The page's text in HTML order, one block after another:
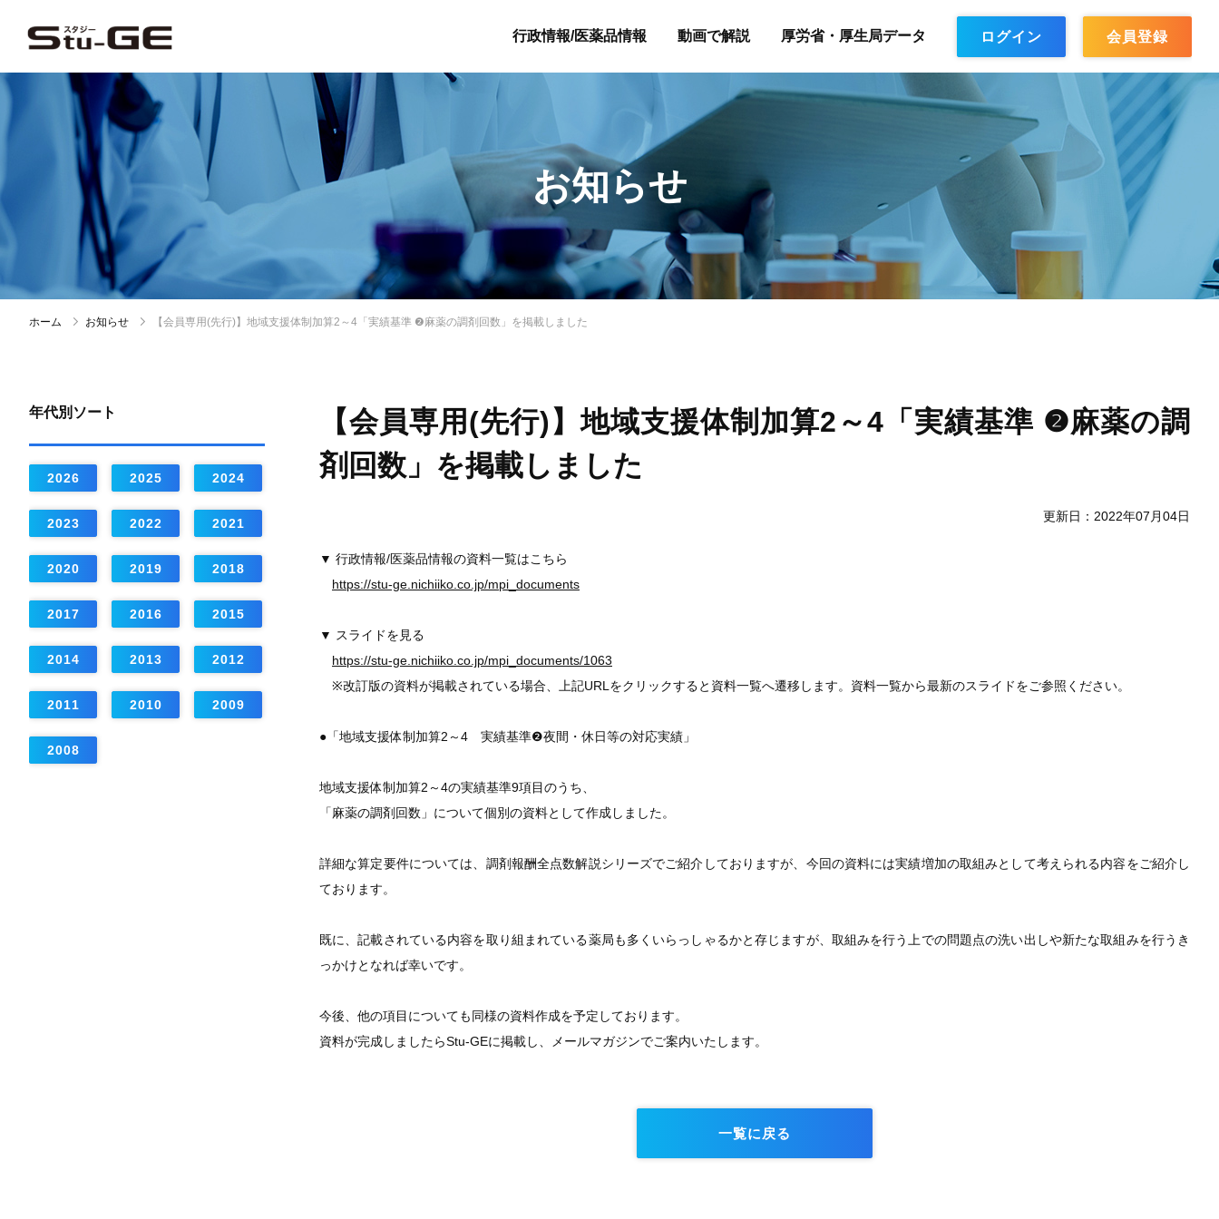
行政情報/医薬品情報 動画で解説 厚労省・厚生局データ ログイン 会員登録
お知らせ
ホーム お知らせ 【会員専用(先行)】地域支援体制加算2～4「実績基準 ❷麻薬の調剤回数」を掲載しました
【会員専用(先行)】地域支援体制加算2～4「実績基準 ❷麻薬の調
剤回数」を掲載しました
更新日：2022年07月04日
▼ 行政情報/医薬品情報の資料一覧はこちら
https://stu-ge.nichiiko.co.jp/mpi_documents
▼ スライドを見る
https://stu-ge.nichiiko.co.jp/mpi_documents/1063
※改訂版の資料が掲載されている場合、上記URLをクリックすると資料一覧へ遷移します。資料一覧から最新のスライドをご参照ください。
●「地域支援体制加算2～4 実績基準❷夜間・休日等の対応実績」
地域支援体制加算2～4の実績基準9項目のうち、
「麻薬の調剤回数」について個別の資料として作成しました。
詳細な算定要件については、調剤報酬全点数解説シリーズでご紹介しておりますが、今回の資料には実績増加の取組みとして考えられる内容をご紹介し
ております。
既に、記載されている内容を取り組まれている薬局も多くいらっしゃるかと存じますが、取組みを行う上での問題点の洗い出しや新たな取組みを行うき
っかけとなれば幸いです。
今後、他の項目についても同様の資料作成を予定しております。
資料が完成しましたらStu-GEに掲載し、メールマガジンでご案内いたします。
一覧に戻る
年代別ソート
2026 2025 2024
2023 2022 2021
2020 2019 2018
2017 2016 2015
2014 2013 2012
2011 2010 2009
2008